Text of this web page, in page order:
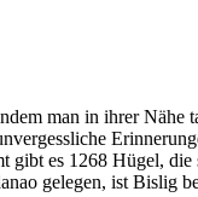
man in ihrer Nähe
gibt es 1268 Hügel,
gelegen, ist Bislig